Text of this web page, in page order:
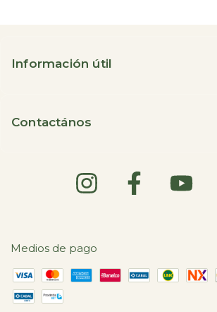
Información útil
Contactános
Medios de pago